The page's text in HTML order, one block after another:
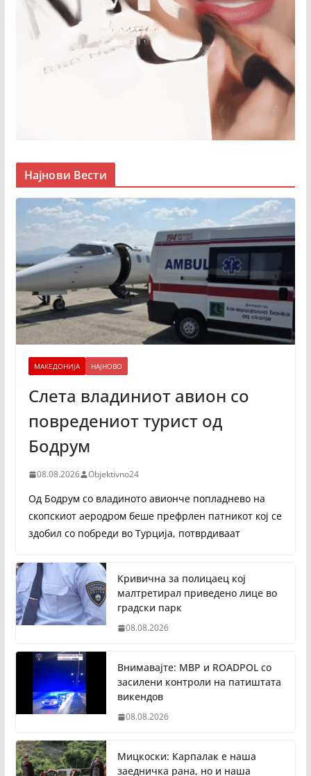
Најнови Вести
МАКЕДОНИЈА НАЈНОВО
Слета владиниот авион со
повредениот турист од
Бодрум
08.08.2026 Objektivno24
Од Бодрум со владиното авионче попладнево на
скопскиот аеродром беше префрлен патникот кој се
здобил со побреди во Турција, потврдиваат
Кривична за полицаец кој
малтретирал приведено лице во
градски парк
08.08.2026
Внимавајте: МВР и ROADPOL со
засилени контроли на патиштата
викендов
08.08.2026
Мицкоски: Карпалак е наша
заедничка рана, но и наша